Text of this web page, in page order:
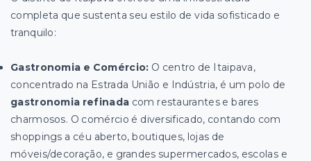
completa que sustenta seu estilo de vida sofisticado e
tranquilo:
Gastronomia e Comércio: O centro de Itaipava,
concentrado na Estrada União e Indústria, é um polo de
gastronomia refinada com restaurantes e bares
charmosos. O comércio é diversificado, contando com
shoppings a céu aberto, boutiques, lojas de
móveis/decoração, e grandes supermercados, escolas e